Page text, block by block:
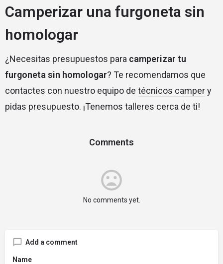
Camperizar una furgoneta sin
homologar
¿Necesitas presupuestos para camperizar tu
furgoneta sin homologar? Te recomendamos que
contactes con nuestro equipo de técnicos campery
pidas presupuesto. ¡Tenemos talleres cerca de ti!
Comments
No comments yet.
Add a comment
Name